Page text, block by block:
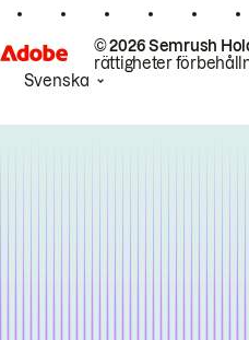
© 2026 Semrush
rättigheter
Svenska